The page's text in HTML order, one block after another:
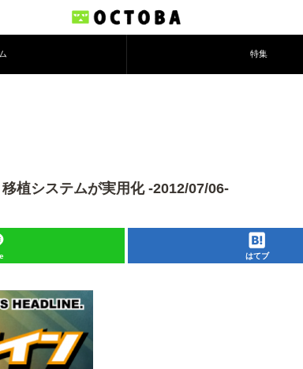
特集
植システムが実用化 -2012/07/06-
はてブ